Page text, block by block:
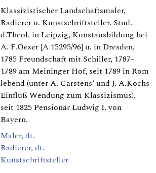
Klassizistischer Landschaftsmaler,
Radierer u. Kunstschriftsteller. Stud.
d.Theol. in Leipzig, Kunstausbildung bei
A. F.Oeser [A 15295/96] u. in Dresden,
1785 Freundschaft mit Schiller, 1787–
1789 am Meininger Hof, seit 1789 in Rom
lebend (unter A. Carstens’ und J. A.Kochs
Einfluß Wendung zum Klassizismus),
seit 1825 Pensionär Ludwig I. von
Bayern.
Maler, dt.
Radierer, dt.
Kunstschriftsteller